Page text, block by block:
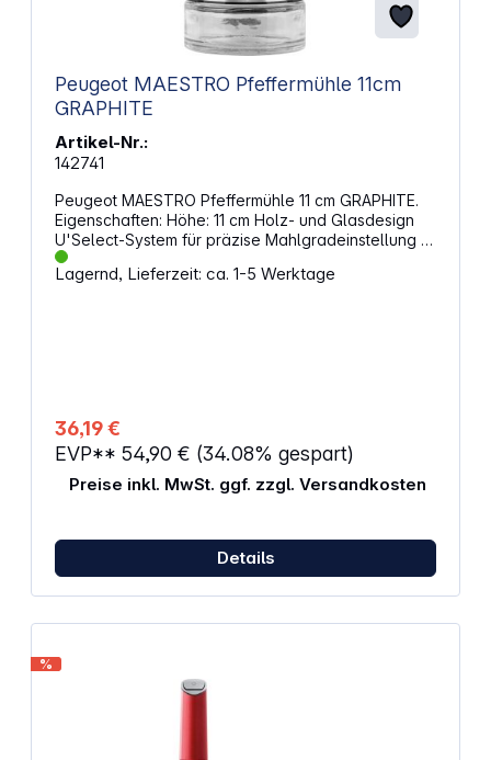
Peugeot MAESTRO Pfeffermühle 11cm
GRAPHITE
Artikel-Nr.:
142741
Peugeot MAESTRO Pfeffermühle 11 cm GRAPHITE.
Eigenschaften: Höhe: 11 cm Holz- und Glasdesign
U'Select-System für präzise Mahlgradeinstellung (6
Stufen) Abschraubbarer Glasbehälter, leicht zu
befüllen Inkl. schwarzer Kampot-Pfeffer im 20 g-
Lagernd, Lieferzeit: ca. 1-5 Werktage
36,19 €
EVP** 54,90 € (34.08% gespart)
Preise inkl. MwSt. ggf. zzgl. Versandkosten
Details
%